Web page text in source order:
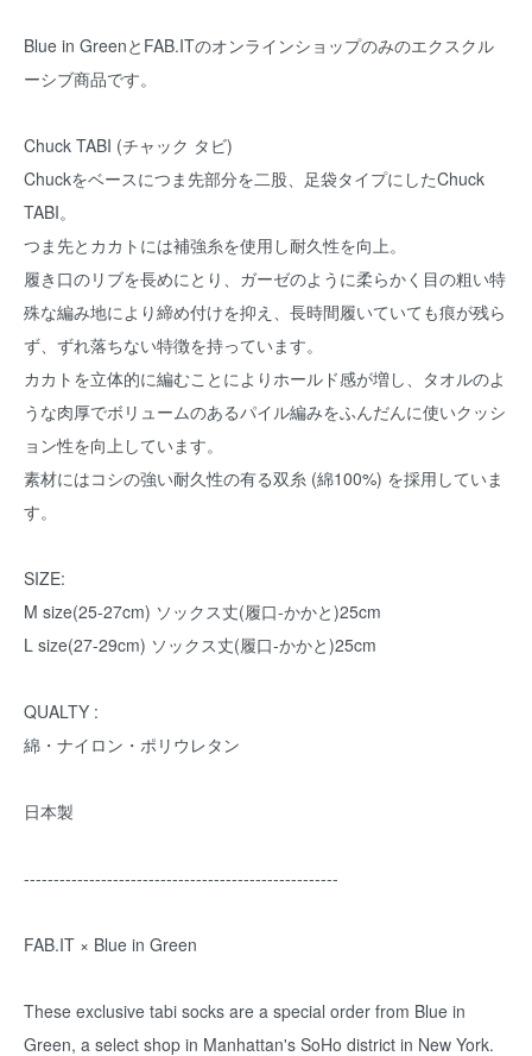
Blue in GreenとFAB.ITのオンラインショップのみのエクスクル
ーシブ商品です。
Chuck TABI (チャック タビ)
Chuckをベースにつま先部分を二股、足袋タイプにしたChuck
TABI。
つま先とカカトには補強糸を使用し耐久性を向上。
履き口のリブを長めにとり、ガーゼのように柔らかく目の粗い特
殊な編み地により締め付けを抑え、長時間履いていても痕が残ら
ず、ずれ落ちない特徴を持っています。
カカトを立体的に編むことによりホールド感が増し、タオルのよ
うな肉厚でボリュームのあるパイル編みをふんだんに使いクッシ
ョン性を向上しています。
素材にはコシの強い耐久性の有る双糸 (綿100%) を採用していま
す。
SIZE:
M size(25-27cm) ソックス丈(履口-かかと)25cm
L size(27-29cm) ソックス丈(履口-かかと)25cm
QUALTY :
綿・ナイロン・ポリウレタン
日本製
-----------------------------------------------------
FAB.IT × Blue in Green
These exclusive tabi socks are a special order from Blue in
Green, a select shop in Manhattan's SoHo district in New York.